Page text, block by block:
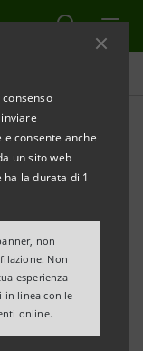
consente anche
un sito web
la durata di 1
non
Non
esperienza
in linea con le
online.
NAZIONALE
PAZIENTI
sei reparti di